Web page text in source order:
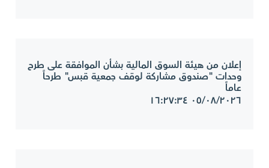
إعلان من هيئة السوق المالية بشأن الموافقة على طرح
وحدات "صندوق مشاركة لوقف جمعية قبس" طرحاً
عاماً
٠٥/٠٨/٢٠٢٦ ١٦:٢٧:٣٤